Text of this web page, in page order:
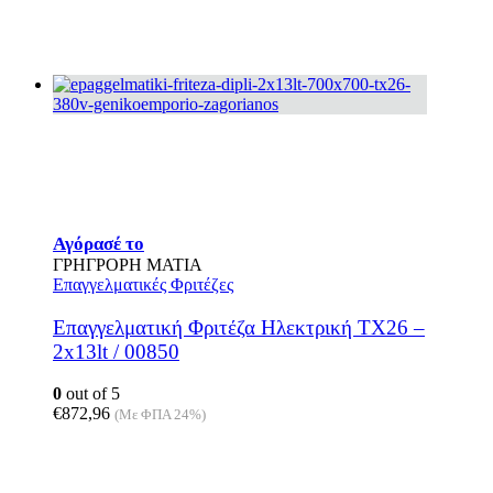
Αγόρασέ το
ΓΡΗΓΡΟΡΗ ΜΑΤΙΑ
Επαγγελματικές Φριτέζες
Επαγγελματική Φριτέζα Ηλεκτρική ΤΧ26 –
2x13lt / 00850
0 out of 5
€872,96 (Με ΦΠΑ 24%)